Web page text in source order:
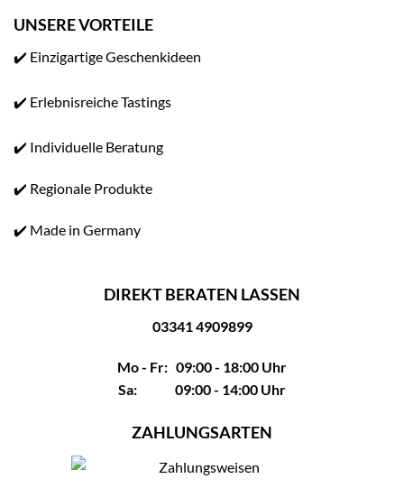
UNSERE VORTEILE
✔️ Einzigartige Geschenkideen
✔️ Erlebnisreiche Tastings
✔️ Individuelle Beratung
✔️ Regionale Produkte
✔️ Made in Germany
DIREKT BERATEN LASSEN
03341 4909899
Mo - Fr: 09:00 - 18:00 Uhr
Sa: 09:00 - 14:00 Uhr
ZAHLUNGSARTEN